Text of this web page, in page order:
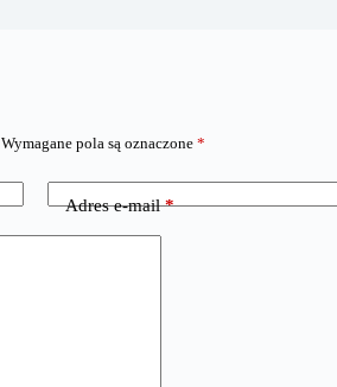
Wymagane pola są oznaczone *
Adres e-mail*